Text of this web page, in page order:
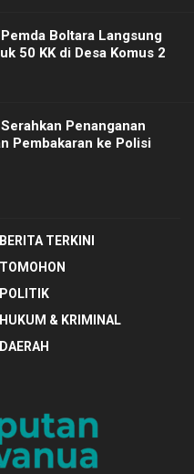
Boltara Langsung
50 KK di Desa Komus 2
Penanganan
Pembakaran ke Polisi
BERITA TERKINI
TOMOHON
POLITIK
HUKUM & KRIMINAL
DAERAH